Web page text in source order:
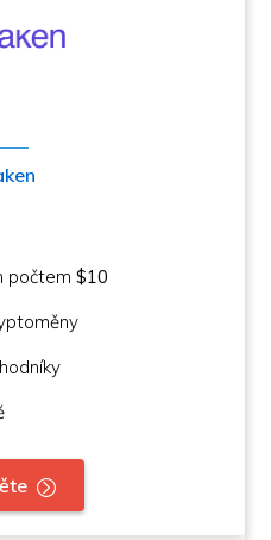
počtem$10